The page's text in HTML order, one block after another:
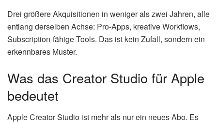
Drei größere Akquisitionen in weniger als zwei Jahren, alle
entlang derselben Achse: Pro-Apps, kreative Workflows,
Subscription-fähige Tools. Das ist kein Zufall, sondern ein
erkennbares Muster.
Was das Creator Studio für Apple
bedeutet
Apple Creator Studio ist mehr als nur ein neues Abo. Es